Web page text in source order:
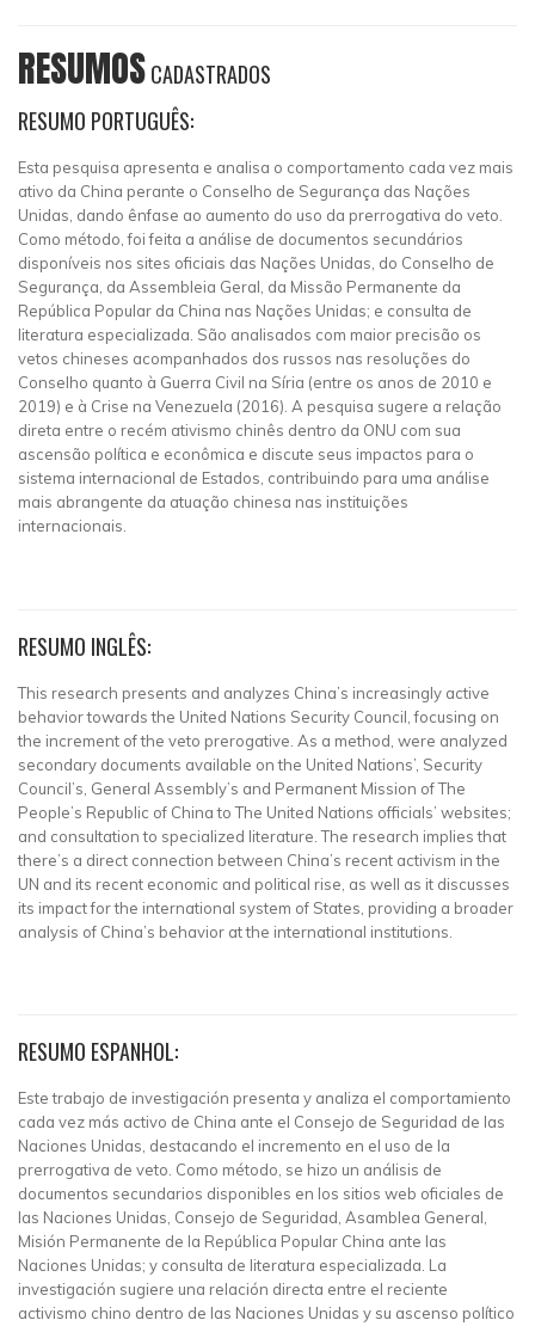
RESUMOSCADASTRADOS
RESUMO PORTUGUÊS:
Esta pesquisa apresenta e analisa o comportamento cada vez mais
ativo da China perante o Conselho de Segurança das Nações
Unidas, dando ênfase ao aumento do uso da prerrogativa do veto.
Como método, foi feita a análise de documentos secundários
disponíveis nos sites oficiais das Nações Unidas, do Conselho de
Segurança, da Assembleia Geral, da Missão Permanente da
República Popular da China nas Nações Unidas; e consulta de
literatura especializada. São analisados com maior precisão os
vetos chineses acompanhados dos russos nas resoluções do
Conselho quanto à Guerra Civil na Síria (entre os anos de 2010 e
2019) e à Crise na Venezuela (2016). A pesquisa sugere a relação
direta entre o recém ativismo chinês dentro da ONU com sua
ascensão política e econômica e discute seus impactos para o
sistema internacional de Estados, contribuindo para uma análise
mais abrangente da atuação chinesa nas instituições
internacionais.
RESUMO INGLÊS:
This research presents and analyzes China’s increasingly active
behavior towards the United Nations Security Council, focusing on
the increment of the veto prerogative. As a method, were analyzed
secondary documents available on the United Nations’, Security
Council’s, General Assembly’s and Permanent Mission of The
People’s Republic of China to The United Nations officials’ websites;
and consultation to specialized literature. The research implies that
there’s a direct connection between China’s recent activism in the
UN and its recent economic and political rise, as well as it discusses
its impact for the international system of States, providing a broader
analysis of China’s behavior at the international institutions.
RESUMO ESPANHOL:
Este trabajo de investigación presenta y analiza el comportamiento
cada vez más activo de China ante el Consejo de Seguridad de las
Naciones Unidas, destacando el incremento en el uso de la
prerrogativa de veto. Como método, se hizo un análisis de
documentos secundarios disponibles en los sitios web oficiales de
las Naciones Unidas, Consejo de Seguridad, Asamblea General,
Misión Permanente de la República Popular China ante las
Naciones Unidas; y consulta de literatura especializada. La
investigación sugiere una relación directa entre el reciente
activismo chino dentro de las Naciones Unidas y su ascenso político